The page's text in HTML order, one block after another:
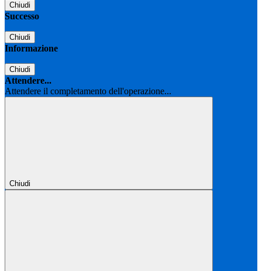
Chiudi
Successo
Chiudi
Informazione
Chiudi
Attendere...
Attendere il completamento dell'operazione...
Chiudi